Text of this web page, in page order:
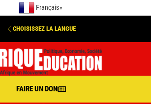
Français ▼
CHOISISSEZ LA LANGUE
FAIRE UN DON